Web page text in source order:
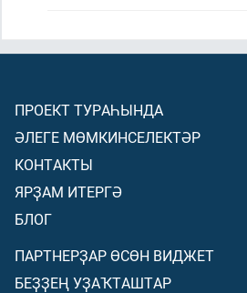
ПРОЕКТ ТУРАҺЫНДА
ӘЛЕГЕ МӨМКИНСЕЛЕКТӘР
КОНТАКТЫ
ЯРҘАМ ИТЕРГӘ
БЛОГ
ПАРТНЕРҘАР ӨСӨН ВИДЖЕТ
БЕҘҘЕҢ УҘАҠТАШТАР